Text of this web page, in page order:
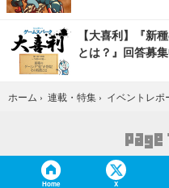
【大喜利】『新
とは？』回答募集
ホーム › 連載・特集 › イベントレポ
Home X